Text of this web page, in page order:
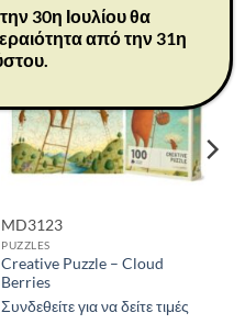
30%
MD3123
PUZZLES
Creative Puzzle – Cloud
Berries
Συνδεθείτε για να δείτε τιμές
30η Ιουλίου θα
από την 31η